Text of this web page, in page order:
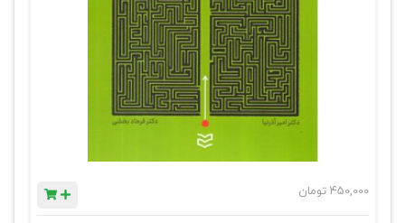
450,000 تومان